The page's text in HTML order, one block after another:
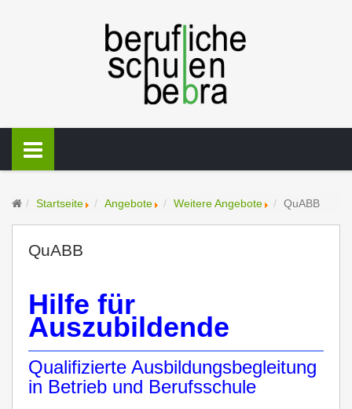
Startseite Angebote Weitere Angebote QuABB
QuABB
Hilfe für
Auszubildende
Qualifizierte Ausbildungsbegleitung
in Betrieb und Berufsschule